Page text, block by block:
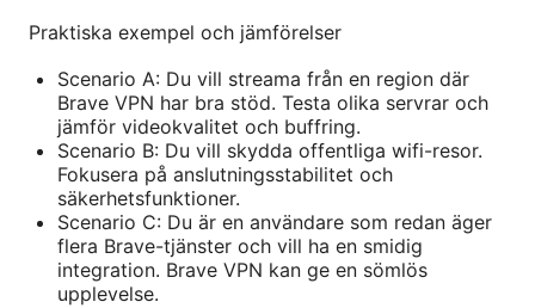
Praktiska exempel och jämförelser
Scenario A: Du vill streama från en region där
Brave VPN har bra stöd. Testa olika servrar och
jämför videokvalitet och buffring.
Scenario B: Du vill skydda offentliga wifi-resor.
Fokusera på anslutningsstabilitet och
säkerhetsfunktioner.
Scenario C: Du är en användare som redan äger
flera Brave-tjänster och vill ha en smidig
integration. Brave VPN kan ge en sömlös
upplevelse.